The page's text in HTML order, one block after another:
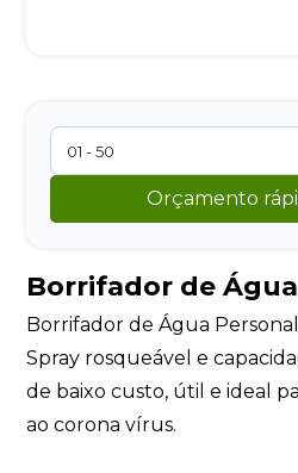
Orçamento
Borrifador de
Borrifador de Água
Spray rosqueável e
de baixo custo, útil e ideal
ao corona vírus.